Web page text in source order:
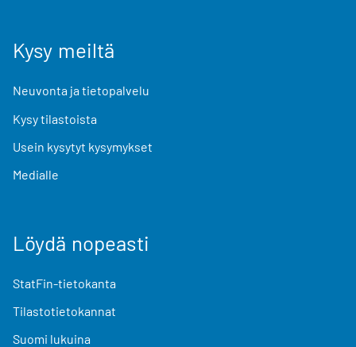
Kysy meiltä
Neuvonta ja tietopalvelu
Kysy tilastoista
Usein kysytyt kysymykset
Medialle
Löydä nopeasti
StatFin-tietokanta
Tilastotietokannat
Suomi lukuina